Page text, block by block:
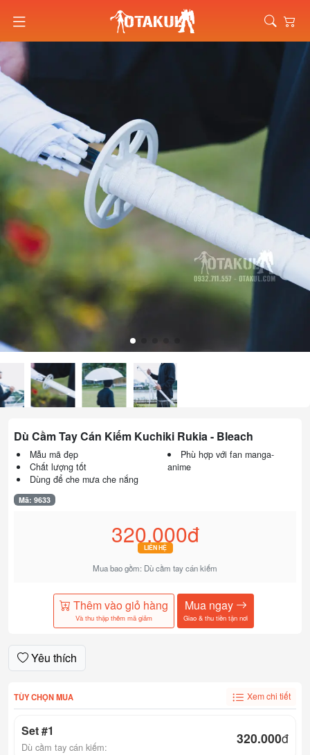
Dù Cầm Tay Cán Kiếm Kuchiki Rukia - Bleach
Mẫu mã đẹp
Chất lượng tốt
Dùng để che mưa che nắng
Phù hợp với fan manga-
anime
Mã: 9633
320.000đ
LIÊN HỆ
Mua bao gồm: Dù cầm tay cán kiếm
Thêm vào giỏ hàng
Và thu thập thêm mã giảm
Mua ngay
Giao & thu tiền tận nơi
Yêu thích
TÙY CHỌN MUA Xem chi tiết
Set #1
Dù cầm tay cán kiếm:
320.000đ